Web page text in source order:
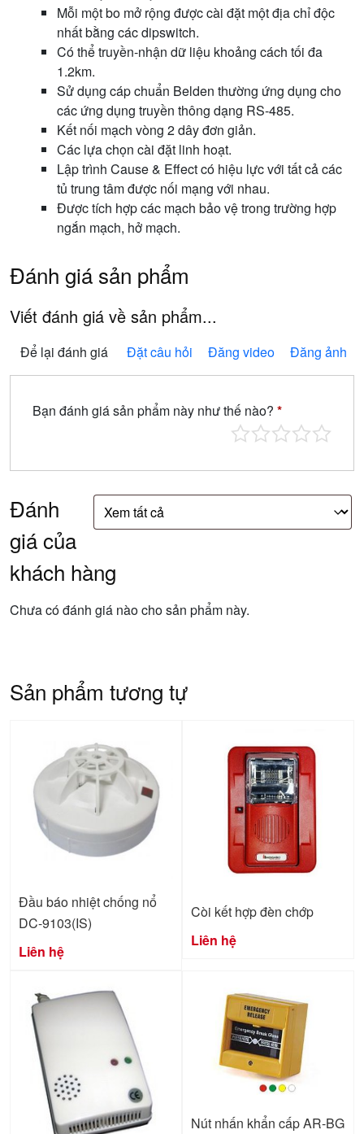
Mỗi một bo mở rộng được cài đặt một địa chỉ độc
nhất bằng các dipswitch.
Có thể truyền-nhận dữ liệu khoảng cách tối đa
1.2km.
Sử dụng cáp chuẩn Belden thường ứng dụng cho
các ứng dụng truyền thông dạng RS-485.
Kết nối mạch vòng 2 dây đơn giản.
Các lựa chọn cài đặt linh hoạt.
Lập trình Cause & Effect có hiệu lực với tất cả các
tủ trung tâm được nối mạng với nhau.
Được tích hợp các mạch bảo vệ trong trường hợp
ngắn mạch, hở mạch.
Đánh giá sản phẩm
Viết đánh giá về sản phẩm...
Để lại đánh giá Đặt câu hỏi Đăng video Đăng ảnh
Bạn đánh giá sản phẩm này như thế nào? *
Đánh
giá của
khách hàng
Chưa có đánh giá nào cho sản phẩm này.
Sản phẩm tương tự
Đầu báo nhiệt chống nổ
DC-9103(IS)
Liên hệ
Còi kết hợp đèn chớp
Liên hệ
Nút nhấn khẩn cấp AR-BG